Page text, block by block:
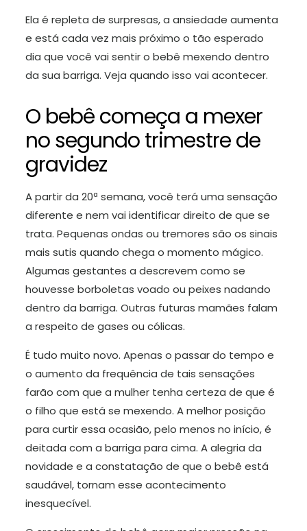
Ela é repleta de surpresas, a ansiedade aumenta
e está cada vez mais próximo o tão esperado
dia que você vai sentir o bebê mexendo dentro
da sua barriga. Veja quando isso vai acontecer.
O bebê começa a mexer
no segundo trimestre de
gravidez
A partir da 20ª semana, você terá uma sensação
diferente e nem vai identificar direito de que se
trata. Pequenas ondas ou tremores são os sinais
mais sutis quando chega o momento mágico.
Algumas gestantes a descrevem como se
houvesse borboletas voado ou peixes nadando
dentro da barriga. Outras futuras mamães falam
a respeito de gases ou cólicas.
É tudo muito novo. Apenas o passar do tempo e
o aumento da frequência de tais sensações
farão com que a mulher tenha certeza de que é
o filho que está se mexendo. A melhor posição
para curtir essa ocasião, pelo menos no início, é
deitada com a barriga para cima. A alegria da
novidade e a constatação de que o bebê está
saudável, tornam esse acontecimento
inesquecível.